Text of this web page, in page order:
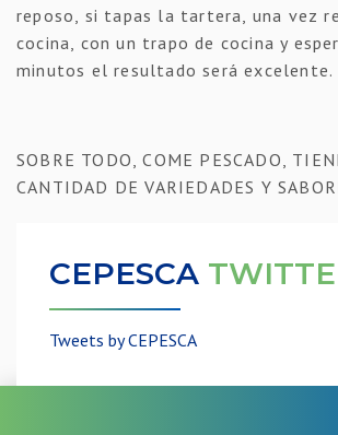
reposo, si tapas la tartera, una vez
cocina, con un trapo de cocina y
minutos el resultado será excelente.
SOBRE TODO, COME PESCADO,
CANTIDAD DE VARIEDADES Y
CEPESCA
Tweets by CEPESCA